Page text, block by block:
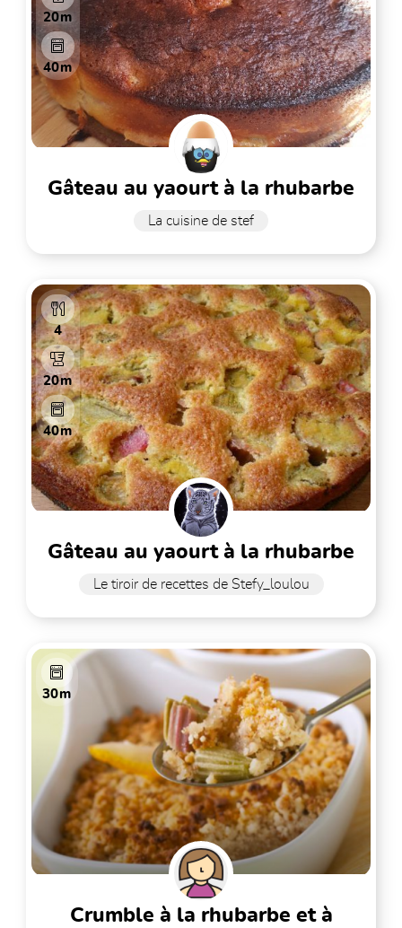
20m
40m
gâteau au yaourt à la rhubarbe
La cuisine de stef
4
20m
40m
gâteau au yaourt à la rhubarbe
Le tiroir de recettes de Stefy_loulou
30m
crumble à la rhubarbe et à